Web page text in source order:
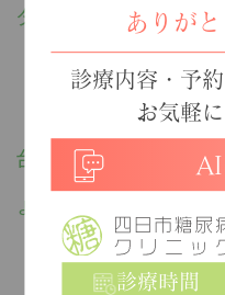
タオルなどもあると便
台風の状況を見て、
ょうね。
ありが
診療内容・予
お気軽
診療時間